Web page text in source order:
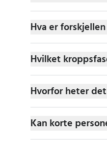
Hva er
Hvilket
Hvorfor heter
Kan korte